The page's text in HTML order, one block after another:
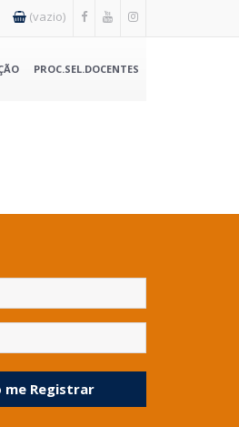
(vazio)
PROC.SEL.DOCENTES
me Registrar